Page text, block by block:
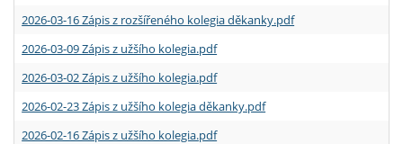
2026-03-16 Zápis z rozšířeného kolegia děkanky.pdf
2026-03-09 Zápis z užšího kolegia.pdf
2026-03-02 Zápis z užšího kolegia.pdf
2026-02-23 Zápis z užšího kolegia děkanky.pdf
2026-02-16 Zápis z užšího kolegia.pdf